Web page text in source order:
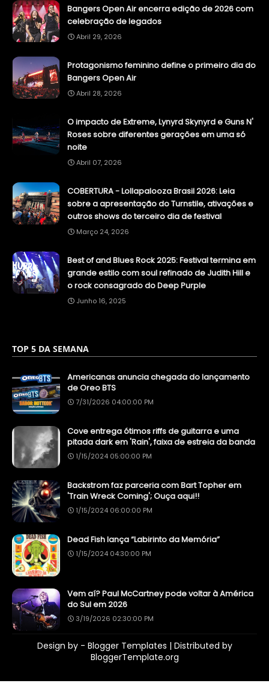
Bangers Open Air encerra edição de 2026 com
celebração de legados
Abril 29, 2026
Protagonismo feminino define o primeiro dia do
Bangers Open Air
Abril 28, 2026
O impacto de Extreme, Lynyrd Skynyrd e Guns N'
Roses sobre diferentes gerações em uma só
noite
Abril 07, 2026
COBERTURA - Lollapalooza Brasil 2026: Leia
sobre a apresentação do Turnstile, ativações e
outros shows do terceiro dia de festival
Março 24, 2026
Best of and Blues Rock 2025: Festival termina em
grande estilo com soul refinado de Judith Hill e
o rock consagrado do Deep Purple
Junho 16, 2025
TOP 5 DA SEMANA
Americanas anuncia chegada do lançamento
de Oreo BTS
7/31/2026 04:00:00 PM
Cove entrega ótimos riffs de guitarra e uma
pitada dark em 'Rain', faixa de estreia da banda
1/15/2024 05:00:00 PM
Backstrom faz parceria com Bart Topher em
'Train Wreck Coming'; Ouça aqui!!
1/15/2024 06:00:00 PM
Dead Fish lança “Labirinto da Memória”
1/15/2024 04:30:00 PM
Vem aí? Paul McCartney pode voltar à América
do Sul em 2026
3/19/2026 02:30:00 PM
Design by - Blogger Templates | Distributed by
BloggerTemplate.org